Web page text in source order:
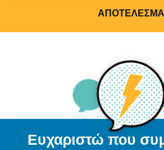
ΑΠΟΤΈΛΕΣΜΑ
Ευχαριστώ που